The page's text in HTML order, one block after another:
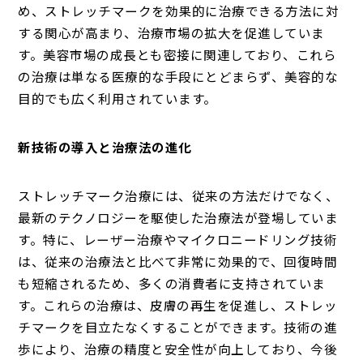
め、ストレッチマークを効果的に治療できる方法に対
する関心が高まり、治療市場の拡大を促進していま
す。美容市場の成長とも密接に関連しており、これら
の治療は単なる医療的な手段にとどまらず、美容的な
目的でも広く利用されています。
新技術の導入と治療法の進化
ストレッチマーク治療には、従来の方法だけでなく、
最新のテクノロジーを駆使した治療法が登場していま
す。特に、レーザー治療やマイクロニードリング技術
は、従来の治療法と比べて非常に効果的で、回復時間
も短縮されるため、多くの消費者に支持されていま
す。これらの治療は、皮膚の再生を促進し、ストレッ
チマークを目立たなくすることができます。技術の進
歩により、治療の精度と安全性が向上しており、今後